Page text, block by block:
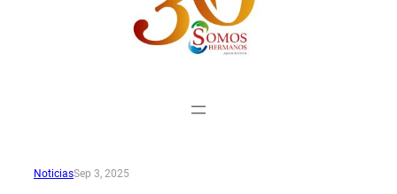
NoticiasSep 3, 2025